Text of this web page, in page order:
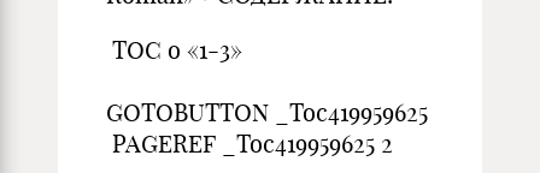
TOC o «1-3»
GOTOBUTTON _Toc419959625
PAGEREF _Toc419959625 2